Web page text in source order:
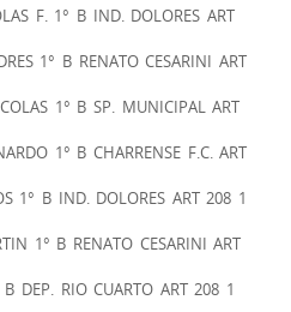
F. 1° B IND. DOLORES ART
1° B RENATO CESARINI ART
1° B SP. MUNICIPAL ART
1° B CHARRENSE F.C. ART
1° B IND. DOLORES ART 208 1
1° B RENATO CESARINI ART
DEP. RIO CUARTO ART 208 1